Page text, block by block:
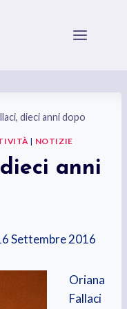
dieci anni dopo
| NOTIZIE
anni
Settembre 2016
Oriana
Fallaci